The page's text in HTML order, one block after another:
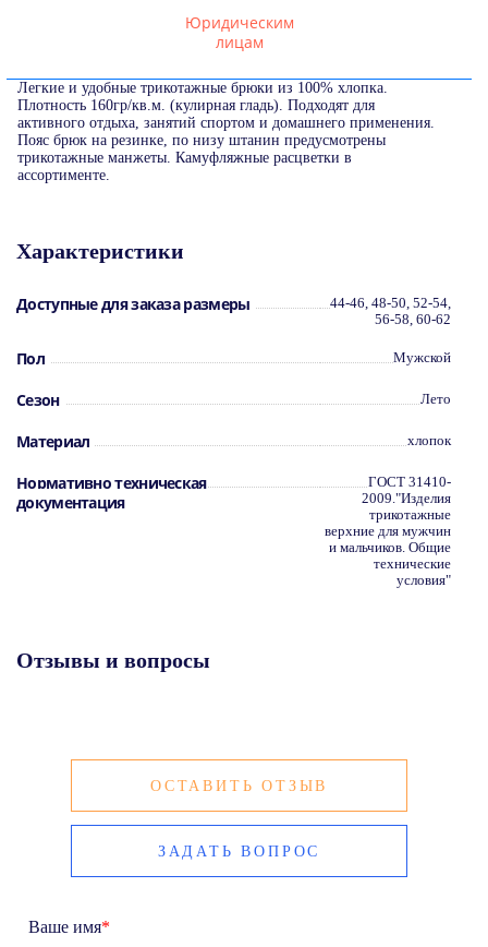
Юридическим
лицам
Легкие и удобные трикотажные брюки из 100% хлопка.
Плотность 160гр/кв.м. (кулирная гладь). Подходят для
активного отдыха, занятий спортом и домашнего применения.
Пояс брюк на резинке, по низу штанин предусмотрены
трикотажные манжеты. Камуфляжные расцветки в
ассортименте.
Характеристики
Доступные для заказа размеры
44-46, 48-50, 52-54,
56-58, 60-62
Пол Мужской
Сезон Лето
Материал хлопок
Нормативно техническая
документация
ГОСТ 31410-
2009."Изделия
трикотажные
верхние для мужчин
и мальчиков. Общие
технические
условия"
Отзывы и вопросы
ОСТАВИТЬ ОТЗЫВ
ЗАДАТЬ ВОПРОС
Ваше имя*